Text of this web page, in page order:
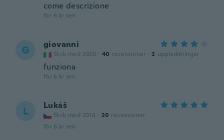
come descrizione
för 6 år sen
G giovanni
Gick med 2020 · 40 recensioner · 2 uppladdningar
funziona
för 6 år sen
L Lukáš
Gick med 2018 · 20 recensioner
för 6 år sen